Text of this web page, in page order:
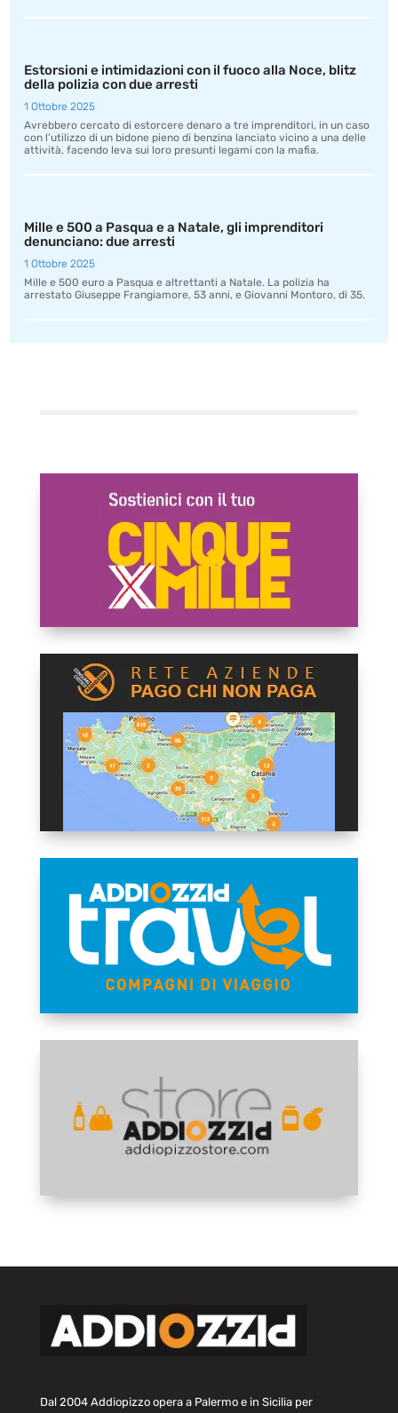
Estorsioni e intimidazioni con il fuoco alla Noce, blitz
della polizia con due arresti
1 Ottobre 2025
Avrebbero cercato di estorcere denaro a tre imprenditori, in un caso
con l’utilizzo di un bidone pieno di benzina lanciato vicino a una delle
attività, facendo leva sui loro presunti legami con la mafia.
Mille e 500 a Pasqua e a Natale, gli imprenditori
denunciano: due arresti
1 Ottobre 2025
Mille e 500 euro a Pasqua e altrettanti a Natale. La polizia ha
arrestato Giuseppe Frangiamore, 53 anni, e Giovanni Montoro, di 35.
Dal 2004 Addiopizzo opera a Palermo e in Sicilia per